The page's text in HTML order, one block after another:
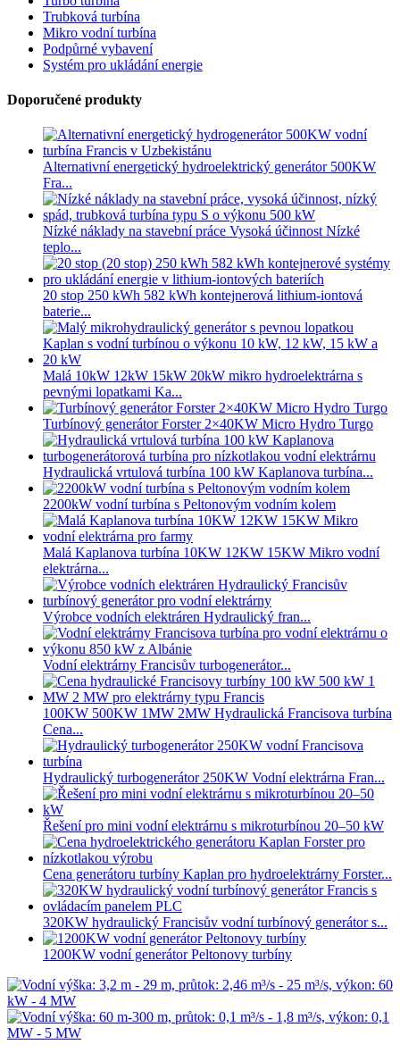
Trubková turbína
Mikro vodní turbína
Podpůrné vybavení
Systém pro ukládání energie
Doporučené produkty
Alternativní energetický hydroelektrický generátor 500KW
Fra...
Nízké náklady na stavební práce Vysoká účinnost Nízké
teplo...
20 stop 250 kWh 582 kWh kontejnerová lithium-iontová
baterie...
Malá 10kW 12kW 15kW 20kW mikro hydroelektrárna s
pevnými lopatkami Ka...
Turbínový generátor Forster 2×40KW Micro Hydro Turgo
Hydraulická vrtulová turbína 100 kW Kaplanova turbína...
2200kW vodní turbína s Peltonovým vodním kolem
Malá Kaplanova turbína 10KW 12KW 15KW Mikro vodní
elektrárna...
Výrobce vodních elektráren Hydraulický fran...
Vodní elektrárny Francisův turbogenerátor...
100KW 500KW 1MW 2MW Hydraulická Francisova turbína
Cena...
Hydraulický turbogenerátor 250KW Vodní elektrárna Fran...
Řešení pro mini vodní elektrárnu s mikroturbínou 20–50 kW
Cena generátoru turbíny Kaplan pro hydroelektrárny Forster...
320KW hydraulický Francisův vodní turbínový generátor s...
1200KW vodní generátor Peltonovy turbíny